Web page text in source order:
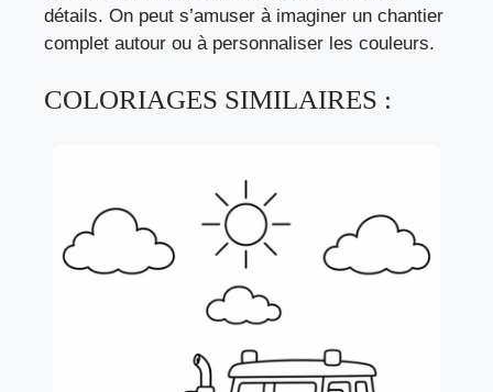
détails. On peut s’amuser à imaginer un chantier
complet autour ou à personnaliser les couleurs.
COLORIAGES SIMILAIRES :